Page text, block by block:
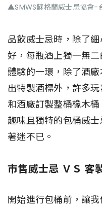
▲SMWS蘇格蘭威士忌協會-
品飲威士忌時，除了
好，每瓶酒上獨一無
體驗的一環，除了酒
出特製酒標外，許多
和酒廠訂製整桶橡木
趣味且獨特的包桶威
著迷不已。
市售威士忌 ＶＳ 客
開始進行包桶前，讓